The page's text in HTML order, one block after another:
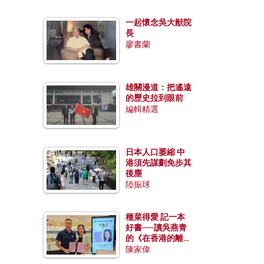
一起懷念吳大猷院
長
廖書蘭
雄關漫道：把遙遠
的歷史拉到眼前
編輯精選
日本人口萎縮 中
港須先謀劃免步其
後塵
陸振球
種菜得愛 記一本
好書──讀吳燕青
的《在香港的離島
種菜》
陳家偉